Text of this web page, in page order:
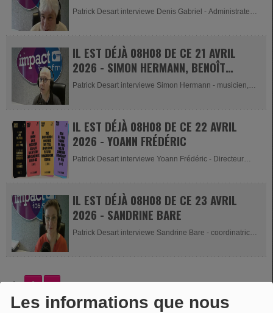
Les informations que nous
Patrick Desart interviewe Denis Gabriel - Administrateur
IL EST DÉJÀ 08H08 DE CE 21 AVRIL
2026 - SIMON HERMANN, BENOÎT
PAULIS ET THIMOTHÉE GRANDJEAN
Patrick Desart interviewe Simon Hermann - musicien,
IL EST DÉJÀ 08H08 DE CE 22 AVRIL
2026 - YOANN FRÉDÉRIC
Patrick Desart interviewe Yoann Frédéric - Directeur
IL EST DÉJÀ 08H08 DE CE 23 AVRIL
2026 - SANDRINE BARE
Patrick Desart interviewe Sandrine Bare - coordinatrice
1 2 >